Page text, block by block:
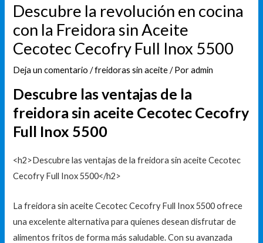
Descubre la revolución en cocina
con la Freidora sin Aceite
Cecotec Cecofry Full Inox 5500
Deja un comentario /freidoras sin aceite/ Poradmin
Descubre las ventajas de la
freidora sin aceite Cecotec Cecofry
Full Inox 5500
<h2>Descubre las ventajas de la freidora sin aceite Cecotec
Cecofry Full Inox 5500</h2>
La freidora sin aceite Cecotec Cecofry Full Inox 5500 ofrece
una excelente alternativa para quienes desean disfrutar de
alimentos fritos de forma más saludable. Con su avanzada